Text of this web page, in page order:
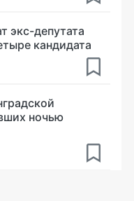
экс-депутата
кандидата
ночью